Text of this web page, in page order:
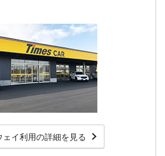
ェイ利用の詳細を見る